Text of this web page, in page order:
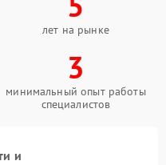
лет на рынке
3
минимальный опыт работы
специалистов
и